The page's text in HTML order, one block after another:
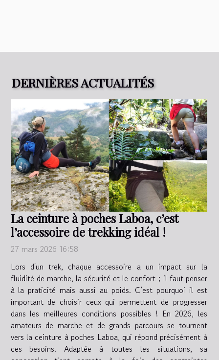
DERNIÈRES ACTUALITÉS
La ceinture à poches Laboa, c’est
l’accessoire de trekking idéal !
27 mars 2026 16:58
Lors d'un trek, chaque accessoire a un impact sur la
fluidité de marche, la sécurité et le confort ; il faut penser
à la praticité mais aussi au poids. C’est pourquoi il est
important de choisir ceux qui permettent de progresser
dans les meilleures conditions possibles ! En 2026, les
amateurs de marche et de grands parcours se tournent
vers la ceinture à poches Laboa, qui répond précisément à
ces besoins. Adaptée à toutes les situations, sa